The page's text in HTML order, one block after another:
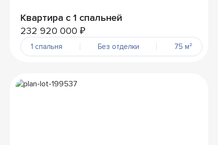
Квартира с 1 спальней
232 920 000 ₽
1 спальня Без отделки 75 м²